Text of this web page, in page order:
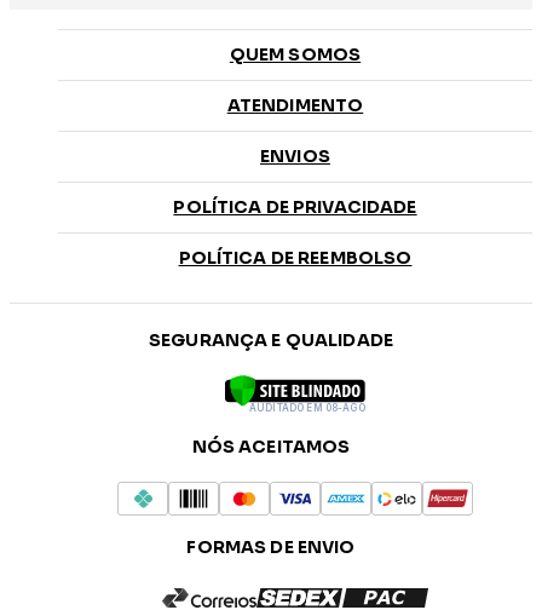
QUEM SOMOS
ATENDIMENTO
ENVIOS
POLÍTICA DE PRIVACIDADE
POLÍTICA DE REEMBOLSO
SEGURANÇA E QUALIDADE
AUDITADO EM 08-AGO
NÓS ACEITAMOS
FORMAS DE ENVIO